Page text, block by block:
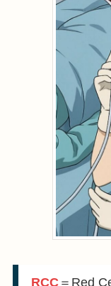
RCC＝Red